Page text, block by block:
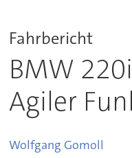
Fahrbericht
BMW
Agiler
Wolfgang Gomoll